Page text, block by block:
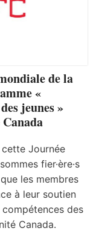
de la
«
jeunes »
Journée
fier·ère·s
les membres
à leur soutien
des
Canada.